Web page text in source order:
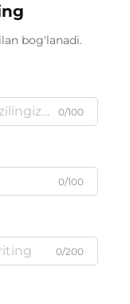
bog'lanadi.
0/100
0/100
0/200